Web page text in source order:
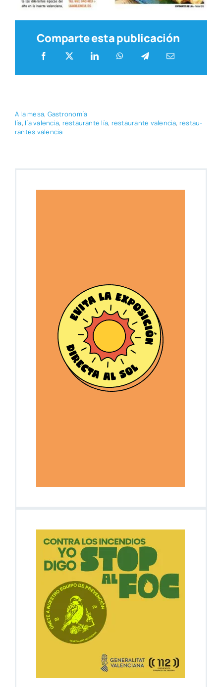
Comparte esta publicación
A la mesa, Gas­tro­no­mía
lía, lía valen­cia, res­tau­ran­te lía, res­tau­ran­te valen­cia, res­tau­
ran­tes valen­cia